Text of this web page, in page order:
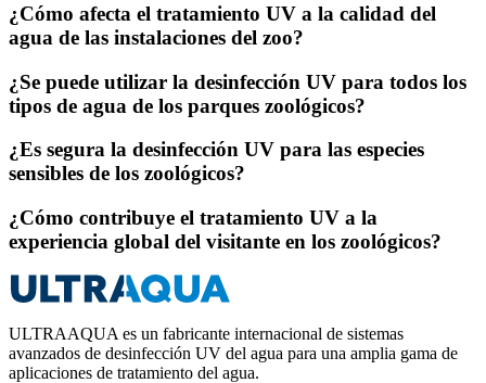
¿Cómo afecta el tratamiento UV a la calidad del
agua de las instalaciones del zoo?
¿Se puede utilizar la desinfección UV para todos los
tipos de agua de los parques zoológicos?
¿Es segura la desinfección UV para las especies
sensibles de los zoológicos?
¿Cómo contribuye el tratamiento UV a la
experiencia global del visitante en los zoológicos?
ULTRAAQUA es un fabricante internacional de sistemas
avanzados de desinfección UV del agua para una amplia gama de
aplicaciones de tratamiento del agua.